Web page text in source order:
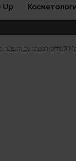
Up
для декора ногтей